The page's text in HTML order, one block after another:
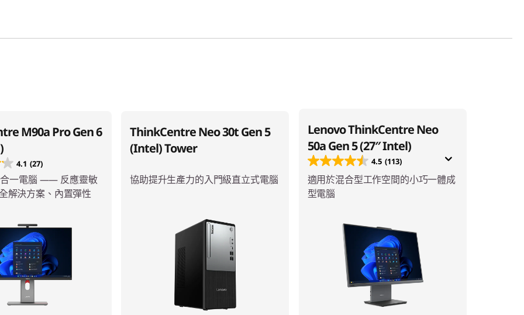
M90a Pro Gen 6
4.1 (27)
合一電腦 —— 反應靈敏
解決方案、內置彈性
ThinkCentre Neo 30t Gen 5
(Intel) Tower
協助提升生產力的入門級直立式電腦
Lenovo ThinkCentre Neo
50a Gen 5 (27″ Intel)
4.5 (113)
適用於混合型工作空間的小巧一體成
型電腦